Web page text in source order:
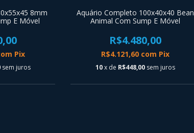
8mm
E Móvel
Pix
sem juros
Aquário Completo 100x40x40 Bean
Animal Com Sump E Móvel
R$4.480,00
R$4.121,60 com Pix
10 x de R$448,00 sem juros